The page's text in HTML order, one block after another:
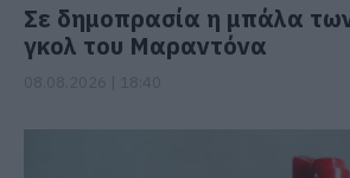
Σε δημοπρασία η μπάλα
γκολ του Μαραντόνα